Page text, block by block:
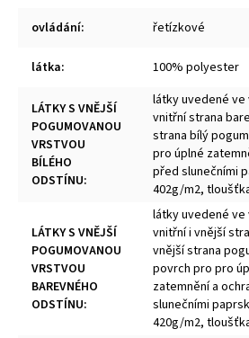
ovládání: řetízkové
látka: 100% polyester
LÁTKY S VNĚJŠÍ
POGUMOVANOU
VRSTVOU
BÍLÉHO
ODSTÍNU:
látky uvedené ve
vnitřní strana
strana bílý
pro úplné
před slunečními
402g/m2,
LÁTKY S VNĚJŠÍ
POGUMOVANOU
VRSTVOU
BAREVNÉHO
ODSTÍNU:
látky uvedené ve
vnitřní i vnější
vnější strana
povrch pro pro
zatemnění a
slunečními
420g/m2,